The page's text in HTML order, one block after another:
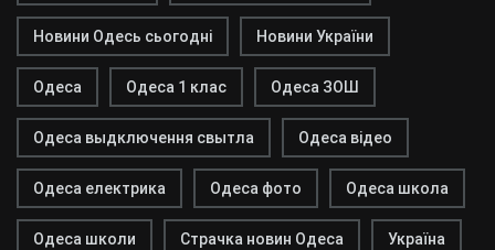
Новини Одесь сьогодні Новини України
Одеса Одеса 1 клас Одеса ЗОШ
Одеса выдключення свытла Одеса відео
Одеса електрика Одеса фото Одеса школа
Одеса школи Страчка новин Одеса Україна